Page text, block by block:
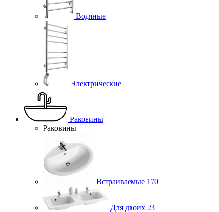
Водяные
Электрические
Раковины
Раковины
Встраиваемые 170
Для двоих 23